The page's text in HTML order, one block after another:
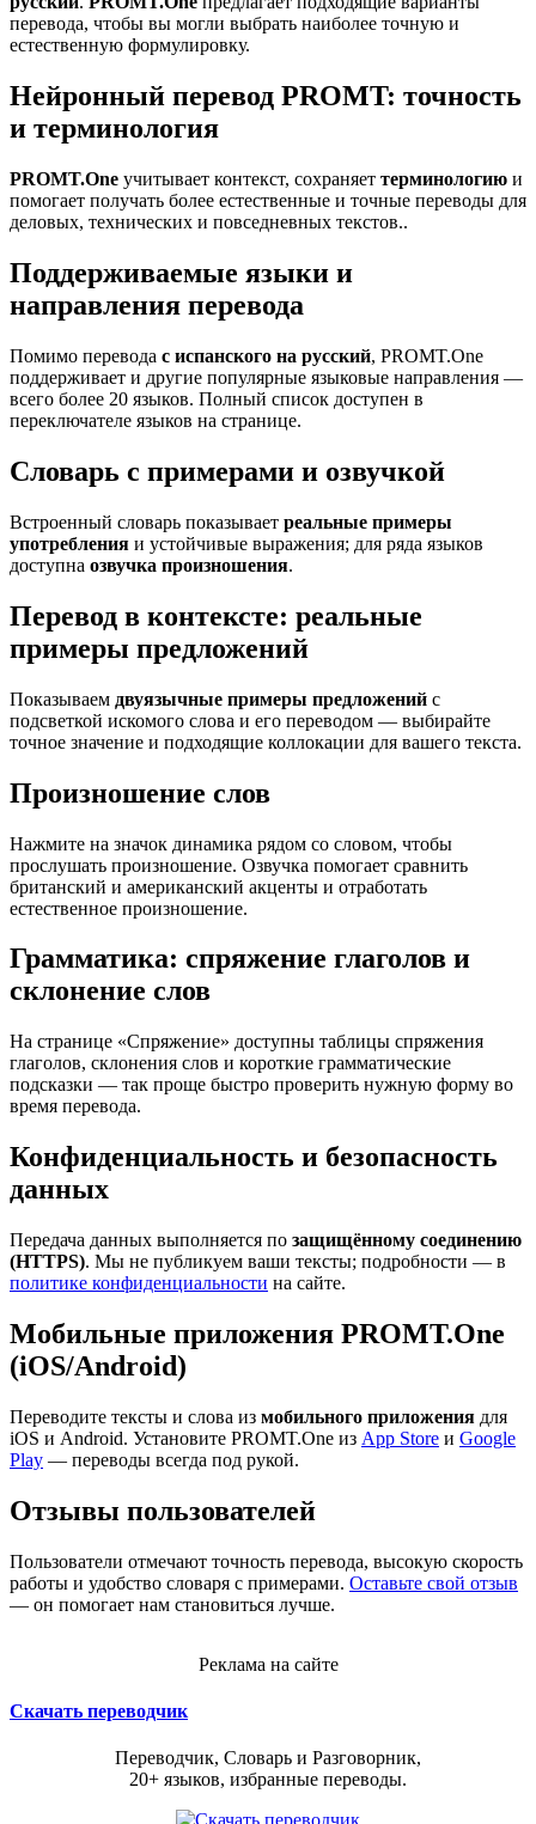
перевода, чтобы вы могли выбрать наиболее точную и
естественную формулировку.
Нейронный перевод PROMT: точность
и терминология
PROMT.One учитывает контекст, сохраняет терминологию и
помогает получать более естественные и точные переводы для
деловых, технических и повседневных текстов..
Поддерживаемые языки и
направления перевода
Помимо перевода с испанского на русский, PROMT.One
поддерживает и другие популярные языковые направления —
всего более 20 языков. Полный список доступен в
переключателе языков на странице.
Словарь с примерами и озвучкой
Встроенный словарь показывает реальные примеры
употребления и устойчивые выражения; для ряда языков
доступна озвучка произношения.
Перевод в контексте: реальные
примеры предложений
Показываем двуязычные примеры предложений с
подсветкой искомого слова и его переводом — выбирайте
точное значение и подходящие коллокации для вашего текста.
Произношение слов
Нажмите на значок динамика рядом со словом, чтобы
прослушать произношение. Озвучка помогает сравнить
британский и американский акценты и отработать
естественное произношение.
Грамматика: спряжение глаголов и
склонение слов
На странице «Спряжение» доступны таблицы спряжения
глаголов, склонения слов и короткие грамматические
подсказки — так проще быстро проверить нужную форму во
время перевода.
Конфиденциальность и безопасность
данных
Передача данных выполняется по защищённому соединению
(HTTPS). Мы не публикуем ваши тексты; подробности — в
политике конфиденциальности на сайте.
Мобильные приложения PROMT.One
(iOS/Android)
Переводите тексты и слова из мобильного приложения для
iOS и Android. Установите PROMT.One из App Store и Google
Play — переводы всегда под рукой.
Отзывы пользователей
Пользователи отмечают точность перевода, высокую скорость
работы и удобство словаря с примерами. Оставьте свой отзыв
— он помогает нам становиться лучше.
Реклама на сайте
Скачать переводчик
Переводчик, Словарь и Разговорник,
20+ языков, избранные переводы.